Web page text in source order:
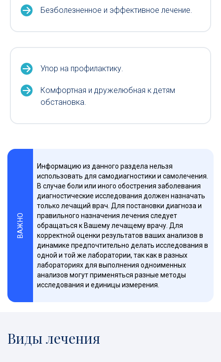
Безболезненное и эффективное лечение.
Упор на профилактику.
Комфортная и дружелюбная к детям
обстановка.
ВАЖНО
Информацию из данного раздела нельзя
использовать для самодиагностики и самолечения.
В случае боли или иного обострения заболевания
диагностические исследования должен назначать
только лечащий врач. Для постановки диагноза и
правильного назначения лечения следует
обращаться к Вашему лечащему врачу. Для
корректной оценки результатов ваших анализов в
динамике предпочтительно делать исследования в
одной и той же лаборатории, так как в разных
лабораториях для выполнения одноименных
анализов могут применяться разные методы
исследования и единицы измерения.
Виды лечения